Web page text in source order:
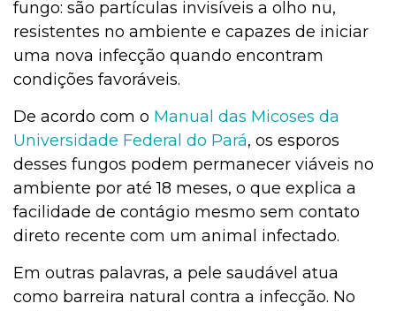
fungo: são partículas invisíveis a olho nu,
resistentes no ambiente e capazes de iniciar
uma nova infecção quando encontram
condições favoráveis.
De acordo com o Manual das Micoses da
Universidade Federal do Pará, os esporos
desses fungos podem permanecer viáveis no
ambiente por até 18 meses, o que explica a
facilidade de contágio mesmo sem contato
direto recente com um animal infectado.
Em outras palavras, a pele saudável atua
como barreira natural contra a infecção. No